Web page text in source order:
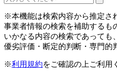
※本機能は検索内容から推定さ
事業者情報の検索を補助するも
いかなる内容の検索であっても
優劣評価・断定的判断・専門的
※利用規約をご確認の上ご利用